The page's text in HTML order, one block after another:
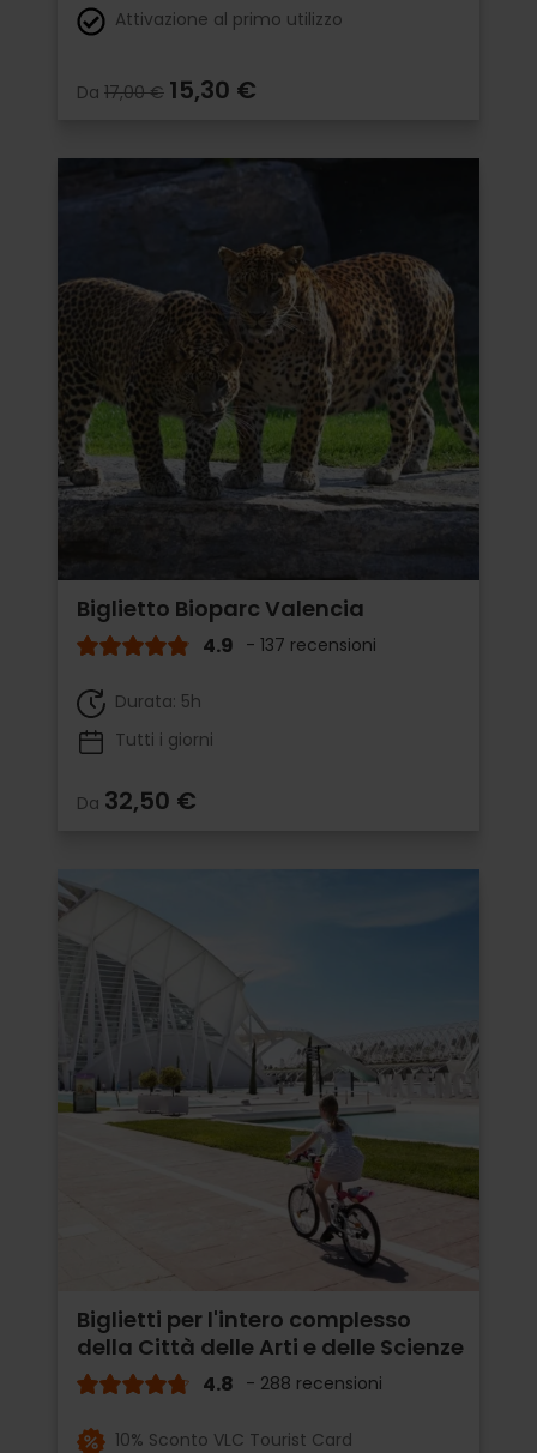
Attivazione al primo utilizzo
Da 17,00 € 15,30 €
Biglietto Bioparc Valencia
4.9 - 137 recensioni
Durata: 5h
Tutti i giorni
Da 32,50 €
Biglietti per l'intero complesso
della Città delle Arti e delle Scienze
4.8 - 288 recensioni
10% Sconto VLC Tourist Card